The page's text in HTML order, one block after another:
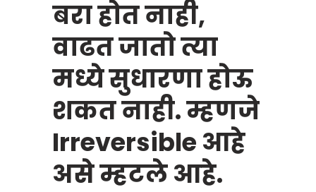
बरा होत नाही,
वाढत जातो त्या
मध्ये सुधारणा होऊ
शकत नाही. म्हणजे
Irreversible आहे
असे म्हटले आहे.